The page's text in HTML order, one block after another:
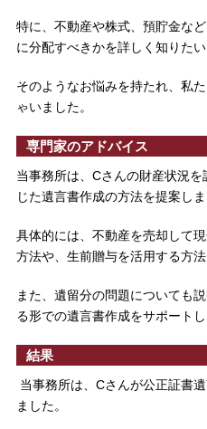
特に、不動産や株式、預貯金な
に分配すべきかを詳しく知りたい
そのようなお悩みを持たれ、私
ゃいました。
専門家のアドバイス
当事務所は、Cさんの財産状況
じた遺言書作成の方法を提案しま
具体的には、不動産を売却して
方法や、生前贈与を活用する方法
また、遺留分の問題についても
る形での遺言書作成をサポートし
結果
当事務所は、Cさんが公正証書
ました。